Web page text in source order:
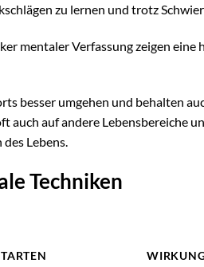
zu lernen und trotz
mentaler Verfassung zeigen eine
besser umgehen und behalten
auch auf andere Lebensbereiche
Lebens.
Techniken